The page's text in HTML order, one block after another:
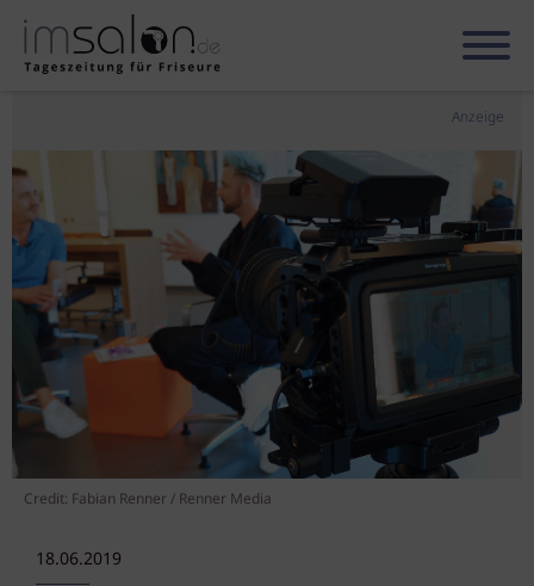
Anzeige
Credit: Fabian Renner / Renner Media
18.06.2019